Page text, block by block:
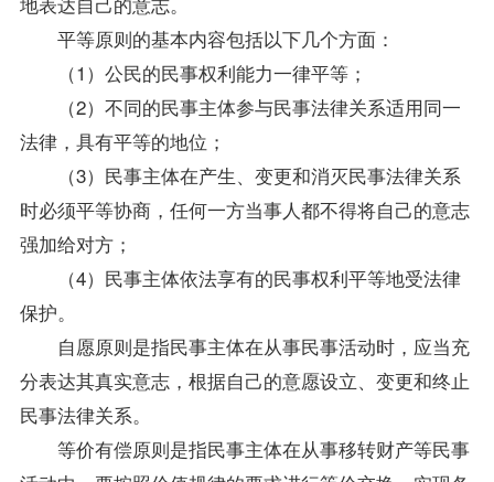
平等原则的基本内容包括以下几个方面：
（1）公民的民事权利能力一律平等；
（2）不同的民事主体参与民事法律关系适用同一
法律，具有平等的地位；
（3）民事主体在产生、变更和消灭民事法律关系
时必须平等协商，任何一方当事人都不得将自己的意志
强加给对方；
（4）民事主体依法享有的民事权利平等地受法律
保护。
自愿原则是指民事主体在从事民事活动时，应当充
分表达其真实意志，根据自己的意愿设立、变更和终止
民事法律关系。
等价有偿原则是指民事主体在从事移转财产等民事